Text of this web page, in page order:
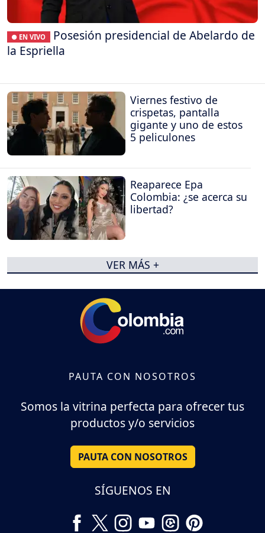
● EN VIVO
Posesión presidencial de Abelardo de
la Espriella
Viernes festivo de
crispetas, pantalla
gigante y uno de estos
5 peliculones
Reaparece Epa
Colombia: ¿se acerca su
libertad?
VER MÁS +
PAUTA CON NOSOTROS
Somos la vitrina perfecta para ofrecer tus
productos y/o servicios
PAUTA CON NOSOTROS
SÍGUENOS EN